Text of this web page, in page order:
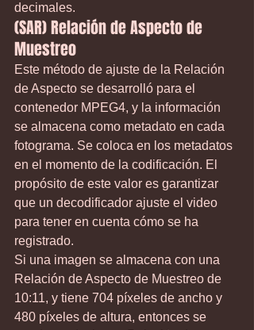
decimales.
(SAR) Relación de Aspecto de
Muestreo
Este método de ajuste de la Relación
de Aspecto se desarrolló para el
contenedor MPEG4, y la información
se almacena como metadato en cada
fotograma. Se coloca en los metadatos
en el momento de la codificación. El
propósito de este valor es garantizar
que un decodificador ajuste el video
para tener en cuenta cómo se ha
registrado.
Si una imagen se almacena con una
Relación de Aspecto de Muestreo de
10:11, y tiene 704 píxeles de ancho y
480 píxeles de altura, entonces se